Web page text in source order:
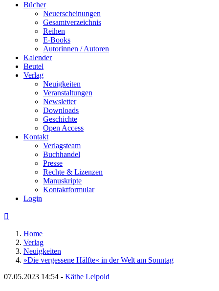
Bücher
Neuerscheinungen
Gesamtverzeichnis
Reihen
E-Books
Autorinnen / Autoren
Kalender
Beutel
Verlag
Neuigkeiten
Veranstaltungen
Newsletter
Downloads
Geschichte
Open Access
Kontakt
Verlagsteam
Buchhandel
Presse
Rechte & Lizenzen
Manuskripte
Kontaktformular
Login

Home
Verlag
Neuigkeiten
»Die vergessene Hälfte« in der Welt am Sonntag
07.05.2023 14:54 - Käthe Leipold